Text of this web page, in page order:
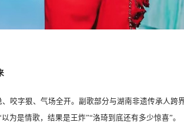
咬字狠、气场全开。副歌部分与湖南非遗传承人跨
为是情歌，结果是王炸”“洛琦到底还有多少惊喜”。